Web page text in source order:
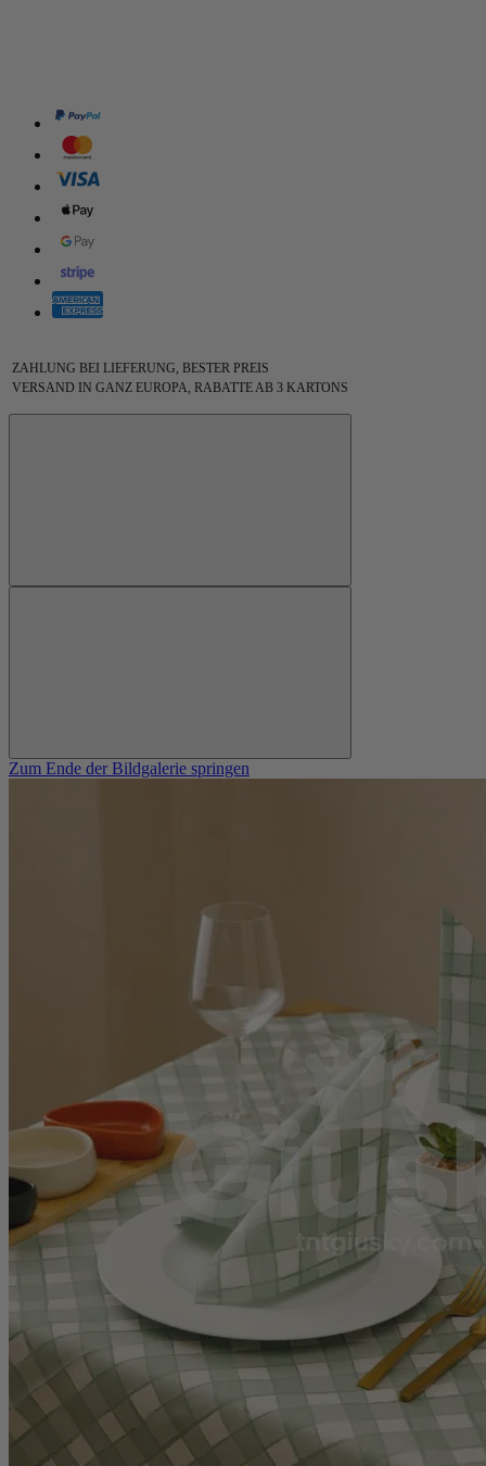
ZAHLUNG BEI LIEFERUNG, BESTER PREIS
VERSAND IN GANZ EUROPA, RABATTE AB 3 KARTONS
Zum Ende der Bildgalerie springen